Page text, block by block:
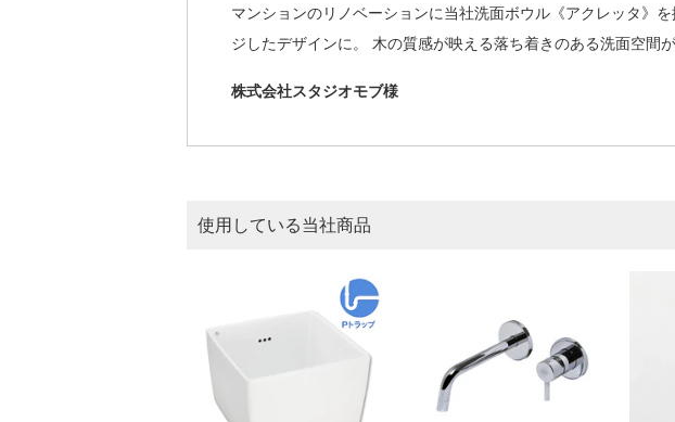
マンションのリノベーションに当社洗面ボウル《アクレッタ》
ジしたデザインに。 木の質感が映える落ち着きのある洗面空間が
株式会社スタジオモブ様
使用している当社商品